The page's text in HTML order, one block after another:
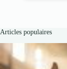
Articles populaires